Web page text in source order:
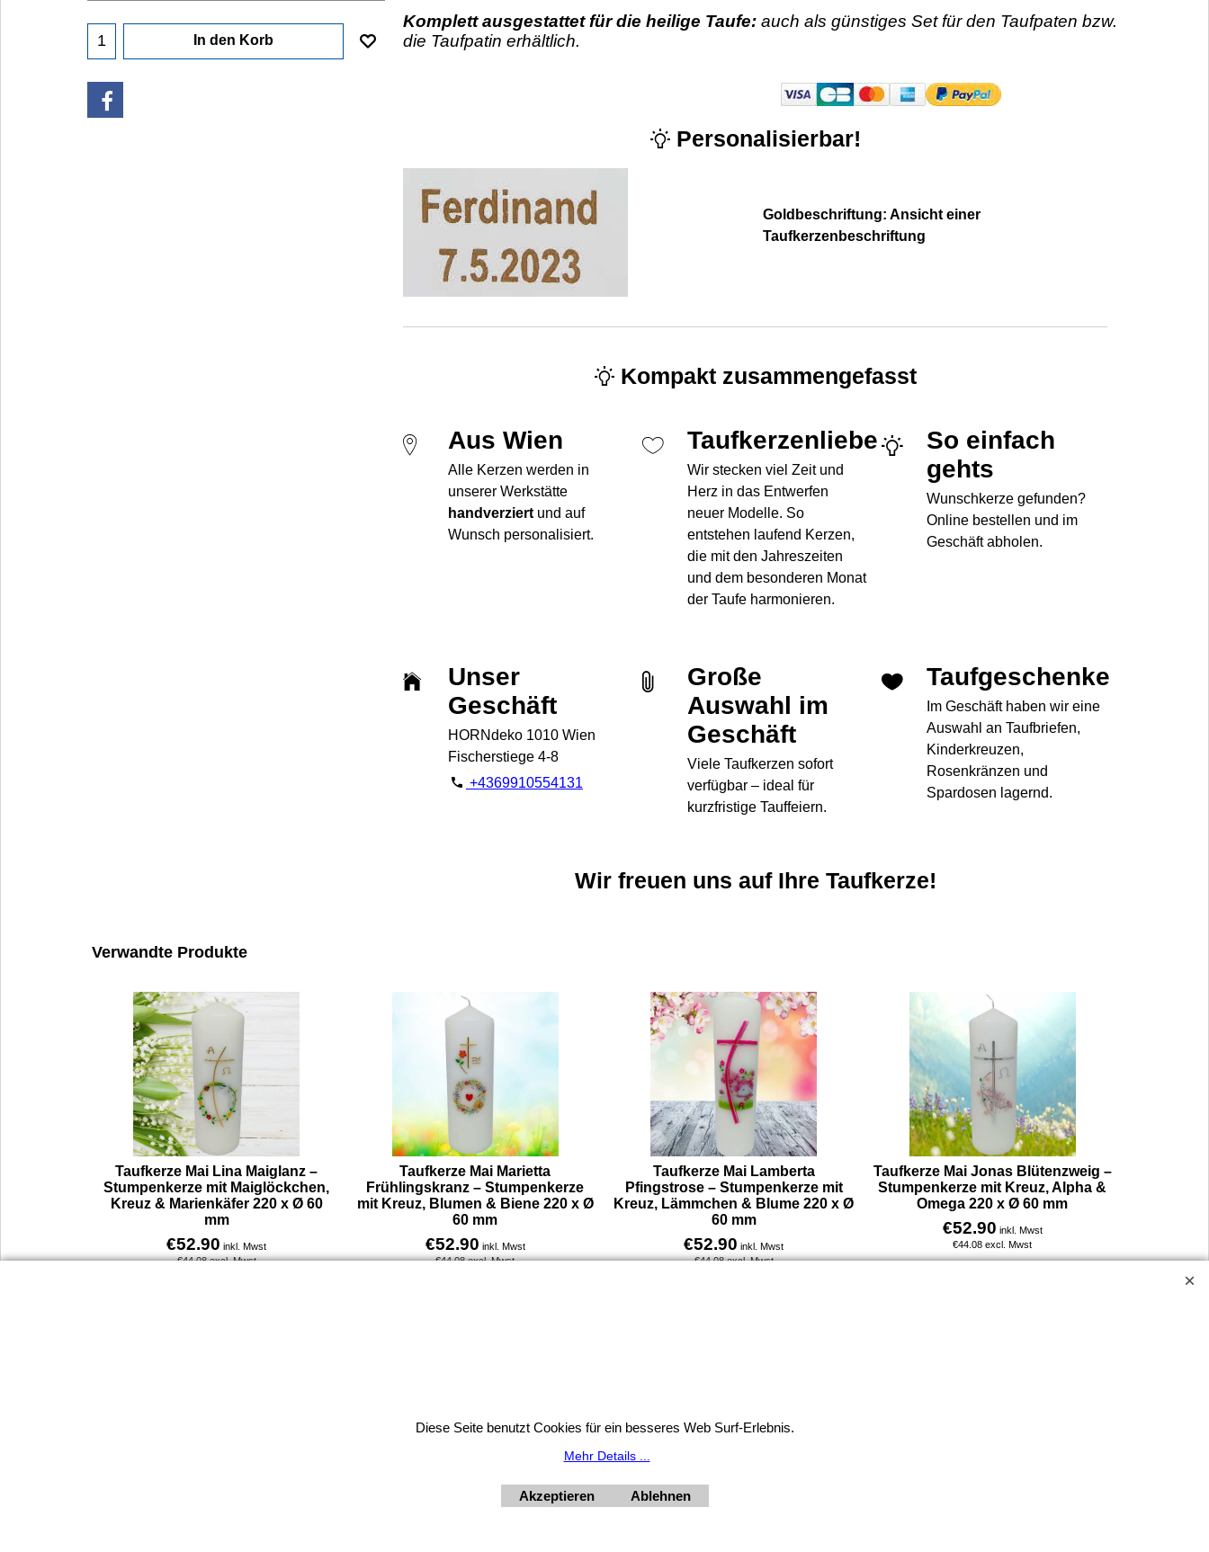
In den Korb
Komplett ausgestattet für die heilige Taufe: auch als günstiges Set für den Taufpaten bzw.
die Taufpatin erhältlich.
Personalisierbar!
Goldbeschriftung: Ansicht einer
Taufkerzenbeschriftung
Kompakt zusammengefasst
Aus Wien
Alle Kerzen werden in
unserer Werkstätte
handverziertund auf
Wunsch personalisiert.
Taufkerzenliebe
Wir stecken viel Zeit und
Herz in das Entwerfen
neuer Modelle. So
entstehen laufend Kerzen,
die mit den Jahreszeiten
und dem besonderen Monat
der Taufe harmonieren.
So einfach
gehts
Wunschkerze gefunden?
Online bestellen und im
Geschäft abholen.
Unser
Geschäft
HORNdeko 1010 Wien
Fischerstiege 4-8
+4369910554131
Große
Auswahl im
Geschäft
Viele Taufkerzen sofort
verfügbar – ideal für
kurzfristige Tauffeiern.
Taufgeschenke
Im Geschäft haben wir eine
Auswahl an Taufbriefen,
Kinderkreuzen,
Rosenkränzen und
Spardosen lagernd.
Wir freuen uns auf Ihre Taufkerze!
Verwandte Produkte
Taufkerze Mai Lina Maiglanz –
Stumpenkerze mit Maiglöckchen,
Kreuz & Marienkäfer 220 x Ø 60
mm
€52.90 inkl. Mwst
€44.08 excl. Mwst
Taufkerze Mai Marietta
Frühlingskranz – Stumpenkerze
mit Kreuz, Blumen & Biene 220 x Ø
60 mm
€52.90 inkl. Mwst
€44.08 excl. Mwst
Taufkerze Mai Lamberta
Pfingstrose – Stumpenkerze mit
Kreuz, Lämmchen & Blume 220 x Ø
60 mm
€52.90 inkl. Mwst
€44.08 excl. Mwst
Taufkerze Mai Jonas Blütenzweig –
Stumpenkerze mit Kreuz, Alpha &
Omega 220 x Ø 60 mm
€52.90 inkl. Mwst
€44.08 excl. Mwst
Taufkerze Stumpenkerze Jonas Blütenzweig – mit Kreuz, Alpha & Omega sowie Apfelblütenzweig und kleinem Vogel. Diese Kerze wurde für Taufen im Mai gestaltet. Zarte Blüten und der Vogel stehen für neues Leben, Hoffnung und die begleitende Liebe Gottes. Durchmesser 6 cm, Höhe 22 cm.
Dienstag - Freitag 10 - 18 Uhr, Samstag 9 - 12 Uhr. Montag geschlossen.
Diese Seite benutzt Cookies für ein besseres Web Surf-Erlebnis.
Mehr Details ...
Akzeptieren Ablehnen